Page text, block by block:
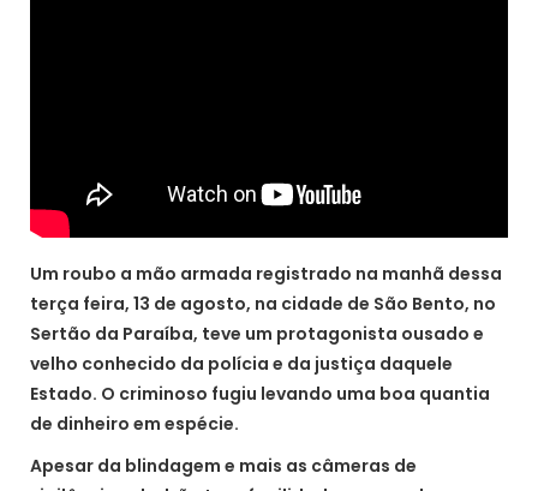
Um roubo a mão armada registrado na manhã dessa
terça feira, 13 de agosto, na cidade de São Bento, no
Sertão da Paraíba, teve um protagonista ousado e
velho conhecido da polícia e da justiça daquele
Estado. O criminoso fugiu levando uma boa quantia
de dinheiro em espécie.
Apesar da blindagem e mais as câmeras de